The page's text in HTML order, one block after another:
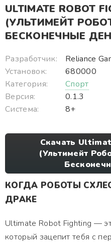
ULTIMATE ROBOT
(УЛЬТИМЕЙТ
БЕСКОНЕЧНЫЕ
Разработчик:
Reliance
Установок:
680000
Категория:
Спорт
Версия:
0.1.3
Система:
8+
Скачать
(Ультимейт
КОГДА РОБОТЫ
ДРАКЕ
Ultimate Robot Fighting —
который зацепит тебя с